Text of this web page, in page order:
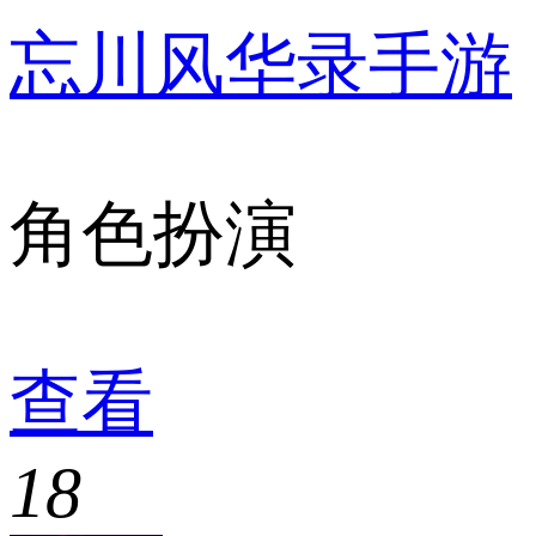
忘川风华录手游
角色扮演
查看
18